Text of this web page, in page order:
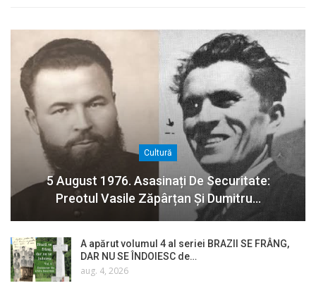
Cultură
5 August 1976. Asasinați De Securitate:
Preotul Vasile Zăpârțan Și Dumitru…
A apărut volumul 4 al seriei BRAZII SE FRÂNG,
DAR NU SE ÎNDOIESC de…
aug. 4, 2026